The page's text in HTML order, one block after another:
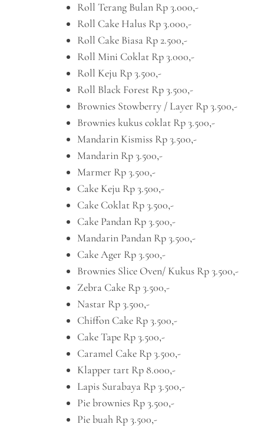
Roll Terang Bulan Rp 3.000,-
Roll Cake Halus Rp 3.000,-
Roll Cake Biasa Rp 2.500,-
Roll Mini Coklat Rp 3.000,-
Roll Keju Rp 3.500,-
Roll Black Forest Rp 3.500,-
Brownies Stowberry / Layer Rp 3.500,-
Brownies kukus coklat Rp 3.500,-
Mandarin Kismiss Rp 3.500,-
Mandarin Rp 3.500,-
Marmer Rp 3.500,-
Cake Keju Rp 3.500,-
Cake Coklat Rp 3.500,-
Cake Pandan Rp 3.500,-
Mandarin Pandan Rp 3.500,-
Cake Ager Rp 3.500,-
Brownies Slice Oven/ Kukus Rp 3.500,-
Zebra Cake Rp 3.500,-
Nastar Rp 3.500,-
Chiffon Cake Rp 3.500,-
Cake Tape Rp 3.500,-
Caramel Cake Rp 3.500,-
Klapper tart Rp 8.000,-
Lapis Surabaya Rp 3.500,-
Pie brownies Rp 3.500,-
Pie buah Rp 3.500,-